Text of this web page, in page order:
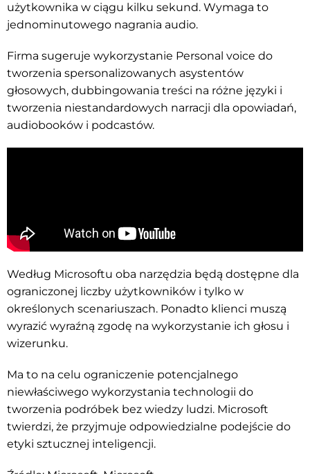
użytkownika w ciągu kilku sekund. Wymaga to
jednominutowego nagrania audio.
Firma sugeruje wykorzystanie Personal voice do
tworzenia spersonalizowanych asystentów
głosowych, dubbingowania treści na różne języki i
tworzenia niestandardowych narracji dla opowiadań,
audiobooków i podcastów.
Według Microsoftu oba narzędzia będą dostępne dla
ograniczonej liczby użytkowników i tylko w
określonych scenariuszach. Ponadto klienci muszą
wyrazić wyraźną zgodę na wykorzystanie ich głosu i
wizerunku.
Ma to na celu ograniczenie potencjalnego
niewłaściwego wykorzystania technologii do
tworzenia podróbek bez wiedzy ludzi. Microsoft
twierdzi, że przyjmuje odpowiedzialne podejście do
etyki sztucznej inteligencji.